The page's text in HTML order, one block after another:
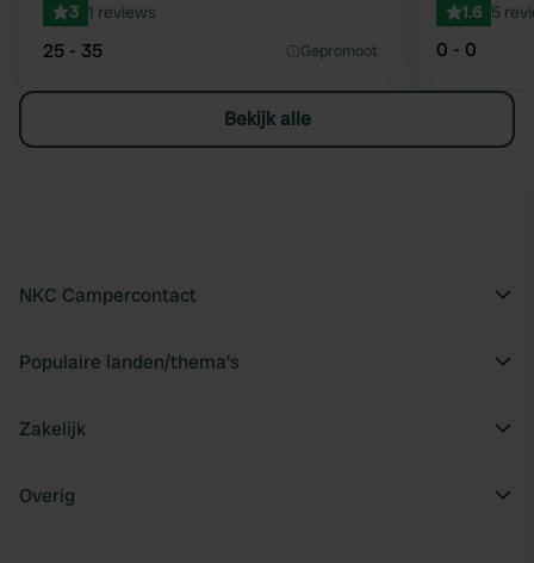
3 1 reviews
25 - 35 Gepromoot
1.6 5
0 - 0
Bekijk alle
NKC Campercontact
Populaire landen/thema's
Zakelijk
Overig